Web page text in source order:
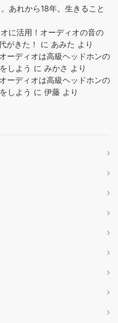
あれから18年。生きること
に活用！オーディオの音の
がきた！
に あみた より
ーディオは高級ヘッドホンの
しよう に みかさ より
ーディオは高級ヘッドホンの
しよう に 伊藤 より